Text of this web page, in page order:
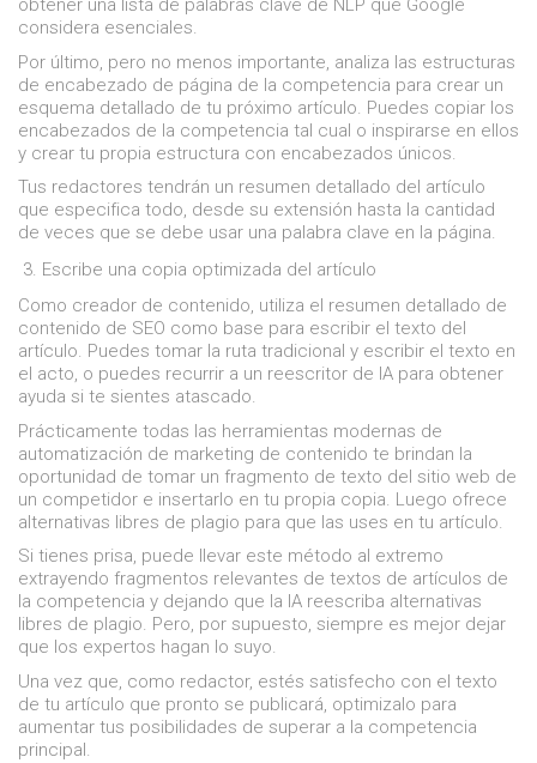
obtener una lista de palabras clave de NLP que Google
considera esenciales.
Por último, pero no menos importante, analiza las estructuras
de encabezado de página de la competencia para crear un
esquema detallado de tu próximo artículo. Puedes copiar los
encabezados de la competencia tal cual o inspirarse en ellos
y crear tu propia estructura con encabezados únicos.
Tus redactores tendrán un resumen detallado del artículo
que especifica todo, desde su extensión hasta la cantidad
de veces que se debe usar una palabra clave en la página.
Escribe una copia optimizada del artículo
Como creador de contenido, utiliza el resumen detallado de
contenido de SEO como base para escribir el texto del
artículo. Puedes tomar la ruta tradicional y escribir el texto en
el acto, o puedes recurrir a un reescritor de IA para obtener
ayuda si te sientes atascado.
Prácticamente todas las herramientas modernas de
automatización de marketing de contenido te brindan la
oportunidad de tomar un fragmento de texto del sitio web de
un competidor e insertarlo en tu propia copia. Luego ofrece
alternativas libres de plagio para que las uses en tu artículo.
Si tienes prisa, puede llevar este método al extremo
extrayendo fragmentos relevantes de textos de artículos de
la competencia y dejando que la IA reescriba alternativas
libres de plagio. Pero, por supuesto, siempre es mejor dejar
que los expertos hagan lo suyo.
Una vez que, como redactor, estés satisfecho con el texto
de tu artículo que pronto se publicará, optimizalo para
aumentar tus posibilidades de superar a la competencia
principal.